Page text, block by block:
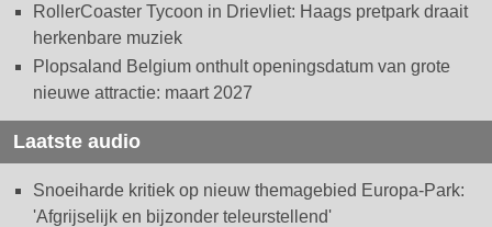
RollerCoaster Tycoon in Drievliet: Haags pretpark draait
herkenbare muziek
Plopsaland Belgium onthult openingsdatum van grote
nieuwe attractie: maart 2027
Laatste audio
Snoeiharde kritiek op nieuw themagebied Europa-Park:
'Afgrijselijk en bijzonder teleurstellend'